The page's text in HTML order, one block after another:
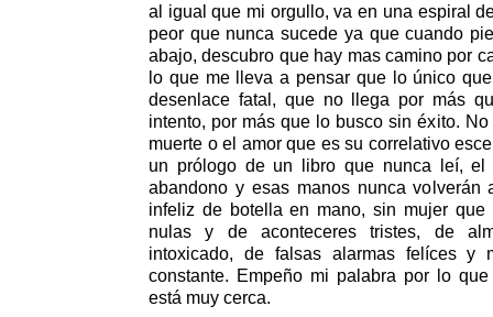
al igual que mi orgullo, va en una espiral
peor que nunca sucede ya que cuando
abajo, descubro que hay mas camino por
lo que me lleva a pensar que lo único
desenlace fatal, que no llega por más
intento, por más que lo busco sin éxito.
muerte o el amor que es su correlativo
un prólogo de un libro que nunca leí,
abandono y esas manos nunca volverán
infeliz de botella en mano, sin mujer que
nulas y de aconteceres tristes, de
intoxicado, de falsas alarmas felíces y
constante. Empeño mi palabra por lo
está muy cerca.